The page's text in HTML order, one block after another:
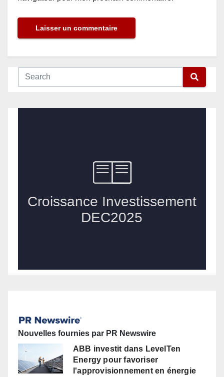
Nouvelles fournies par PR Newswire
ABB investit dans LevelTen
Energy pour favoriser
l'approvisionnement en énergie